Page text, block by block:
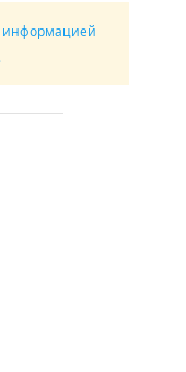
информацией